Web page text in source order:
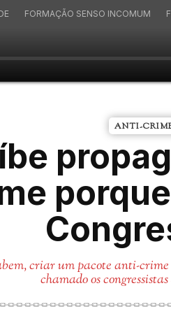
FORMAÇÃO SENSO INCOMUM
ANTI-
criar um pacote anti-
chamado os